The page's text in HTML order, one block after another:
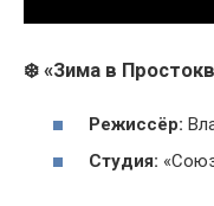
❄️ «Зима в
Режиссёр:
Студия: